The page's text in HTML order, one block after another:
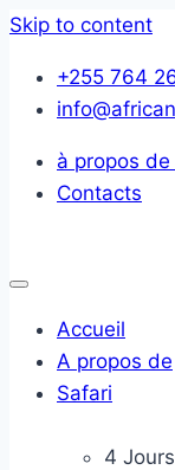
Skip to content
+255 764
à propos de
Contacts
Accueil
A propos de
Safari
4